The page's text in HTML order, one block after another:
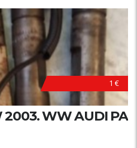
1 €
2003. WW AUDI PA